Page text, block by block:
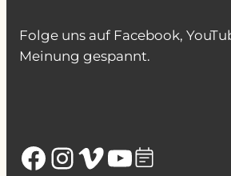
Folge uns auf Facebook,
Meinung gespannt.
Facebook
Instagram
Vimeo
YouTube